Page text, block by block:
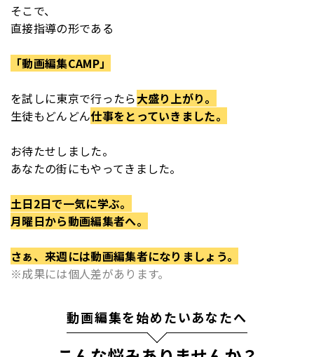
そこで、
直接指導の形である
「動画編集CAMP」
を試しに東京で行ったら大盛り上がり。
生徒もどんどん仕事をとっていきました。
お待たせしました。
あなたの街にもやってきました。
土日2日で一気に学ぶ。
月曜日から動画編集者へ。
さぁ、来週には動画編集者になりましょう。
※成果には個人差があります。
動画編集を始めたいあなたへ